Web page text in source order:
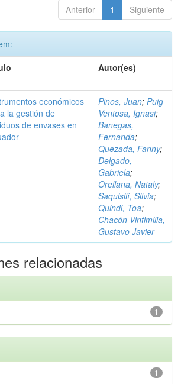
Anterior 1 Siguiente
Autor(es)
económicos
la gestión de
de envases en
Pinos, Juan; Puig
Ventosa, Ignasi;
Banegas,
Fernanda;
Quezada, Fanny;
Delgado,
Gabriela;
Orellana, Nataly;
Saquisilí, Silvia;
Quindi, Toa;
Chacón Vintimilla,
Gustavo Javier
relacionadas
1
1